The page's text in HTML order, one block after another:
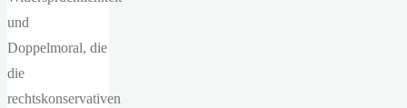
und
Doppelmoral, die
die
rechtskonservativen